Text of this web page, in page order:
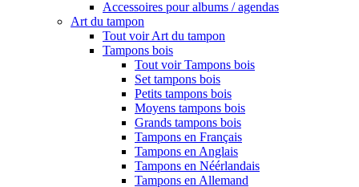
Accessoires pour albums / agendas
Art du tampon
Tout voir Art du tampon
Tampons bois
Tout voir Tampons bois
Set tampons bois
Petits tampons bois
Moyens tampons bois
Grands tampons bois
Tampons en Français
Tampons en Anglais
Tampons en Néérlandais
Tampons en Allemand